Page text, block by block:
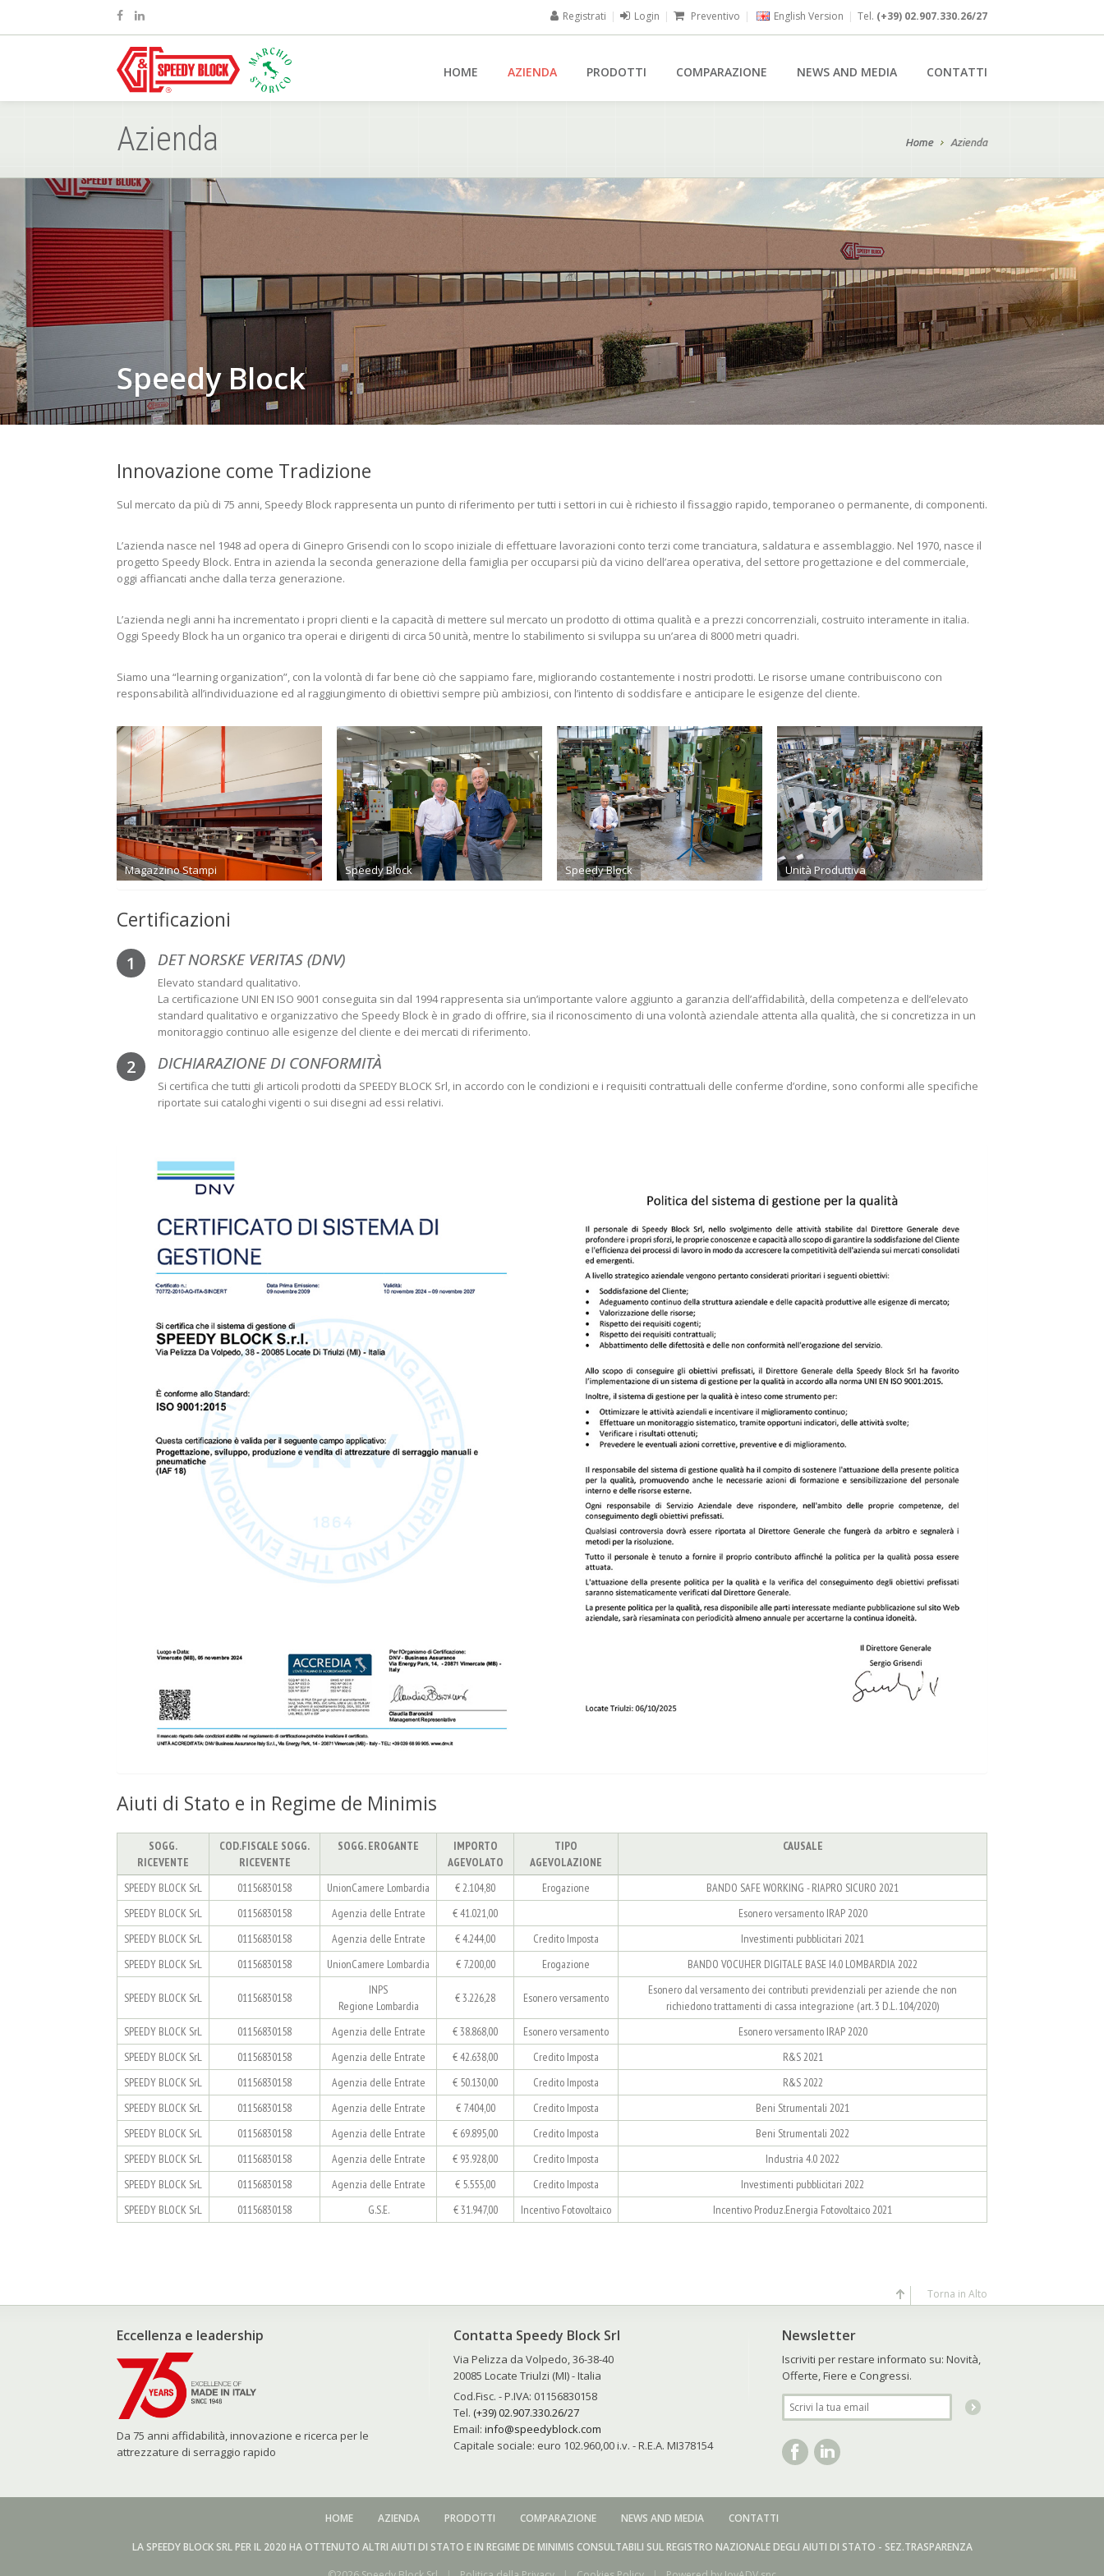
Registrati | Login | Preventivo | English Version | Tel. (+39) 02.907.330.26/27
HOME AZIENDA PRODOTTI COMPARAZIONE NEWS AND MEDIA CONTATTI
Home Azienda
Azienda
Speedy Block
Innovazione come Tradizione
Sul mercato da più di 75 anni, Speedy Block rappresenta un punto di riferimento per tutti i settori in cui è richiesto il fissaggio rapido, temporaneo o permanente, di componenti.
L’azienda nasce nel 1948 ad opera di Ginepro Grisendi con lo scopo iniziale di effettuare lavorazioni conto terzi come tranciatura, saldatura e assemblaggio. Nel 1970, nasce il
progetto Speedy Block. Entra in azienda la seconda generazione della famiglia per occuparsi più da vicino dell’area operativa, del settore progettazione e del commerciale,
oggi affiancati anche dalla terza generazione.
L’azienda negli anni ha incrementato i propri clienti e la capacità di mettere sul mercato un prodotto di ottima qualità e a prezzi concorrenziali, costruito interamente in italia.
Oggi Speedy Block ha un organico tra operai e dirigenti di circa 50 unità, mentre lo stabilimento si sviluppa su un’area di 8000 metri quadri.
Siamo una “learning organization”, con la volontà di far bene ciò che sappiamo fare, migliorando costantemente i nostri prodotti. Le risorse umane contribuiscono con
responsabilità all’individuazione ed al raggiungimento di obiettivi sempre più ambiziosi, con l’intento di soddisfare e anticipare le esigenze del cliente.
Magazzino Stampi Speedy Block Speedy Block Unità Produttiva
Certificazioni
1 DET NORSKE VERITAS (DNV)
Elevato standard qualitativo.
La certificazione UNI EN ISO 9001 conseguita sin dal 1994 rappresenta sia un’importante valore aggiunto a garanzia dell’affidabilità, della competenza e dell’elevato
standard qualitativo e organizzativo che Speedy Block è in grado di offrire, sia il riconoscimento di una volontà aziendale attenta alla qualità, che si concretizza in un
monitoraggio continuo alle esigenze del cliente e dei mercati di riferimento.
2 DICHIARAZIONE DI CONFORMITÀ
Si certifica che tutti gli articoli prodotti da SPEEDY BLOCK Srl, in accordo con le condizioni e i requisiti contrattuali delle conferme d’ordine, sono conformi alle specifiche
riportate sui cataloghi vigenti o sui disegni ad essi relativi.
Aiuti di Stato e in Regime de Minimis
SOGG.
RICEVENTE
COD.FISCALE SOGG.
RICEVENTE
SOGG. EROGANTE
IMPORTO
AGEVOLATO
TIPO
AGEVOLAZIONE
CAUSALE
SPEEDY BLOCK SrL 01156830158 UnionCamere Lombardia € 2.104,80 Erogazione
BANDO SAFE WORKING - RIAPRO SICURO 2021
SPEEDY BLOCK SrL
01156830158 Agenzia delle Entrate € 41.021,00
Esonero versamento IRAP 2020
SPEEDY BLOCK SrL
01156830158 Agenzia delle Entrate € 4.244,00 Credito Imposta
Investimenti pubblicitari 2021
SPEEDY BLOCK SrL
01156830158 UnionCamere Lombardia € 7.200,00 Erogazione BANDO VOCUHER DIGITALE BASE I4.0 LOMBARDIA 2022
SPEEDY BLOCK SrL 01156830158
INPS
Regione Lombardia
€ 3.226,28 Esonero versamento
Esonero dal versamento dei contributi previdenziali per aziende che non
richiedono trattamenti di cassa integrazione (art. 3 D.L. 104/2020)
SPEEDY BLOCK SrL
01156830158 Agenzia delle Entrate € 38.868,00 Esonero versamento
Esonero versamento IRAP 2020
SPEEDY BLOCK SrL
01156830158 Agenzia delle Entrate € 42.638,00 Credito Imposta
R&S 2021
SPEEDY BLOCK SrL
01156830158 Agenzia delle Entrate € 50.130,00 Credito Imposta
R&S 2022
SPEEDY BLOCK SrL
01156830158 Agenzia delle Entrate € 7.404,00 Credito Imposta
Beni Strumentali 2021
SPEEDY BLOCK SrL
01156830158 Agenzia delle Entrate € 69.895,00 Credito Imposta
Beni Strumentali 2022
SPEEDY BLOCK SrL
01156830158 Agenzia delle Entrate € 93.928,00 Credito Imposta
Industria 4.0 2022
SPEEDY BLOCK SrL
01156830158 Agenzia delle Entrate € 5.555,00 Credito Imposta
Investimenti pubblicitari 2022
SPEEDY BLOCK SrL
01156830158 G.S.E. € 31.947,00 Incentivo Fotovoltaico Incentivo Produz.Energia Fotovoltaico 2021
Eccellenza e leadership
Da 75 anni affidabilità, innovazione e ricerca per le
attrezzature di serraggio rapido
Contatta Speedy Block Srl
Via Pelizza da Volpedo, 36-38-40
20085 Locate Triulzi (MI) - Italia
Cod.Fisc. - P.IVA: 01156830158
Tel. (+39) 02.907.330.26/27
Email: info@speedyblock.com
Capitale sociale: euro 102.960,00 i.v. - R.E.A. MI378154
Newsletter
Iscriviti per restare informato su: Novità,
Offerte, Fiere e Congressi.
Torna in Alto
HOME AZIENDA PRODOTTI COMPARAZIONE NEWS AND MEDIA CONTATTI
LA SPEEDY BLOCK SRL PER IL 2020 HA OTTENUTO ALTRI AIUTI DI STATO E IN REGIME DE MINIMIS CONSULTABILI SUL REGISTRO NAZIONALE DEGLI AIUTI DI STATO - SEZ.TRASPARENZA